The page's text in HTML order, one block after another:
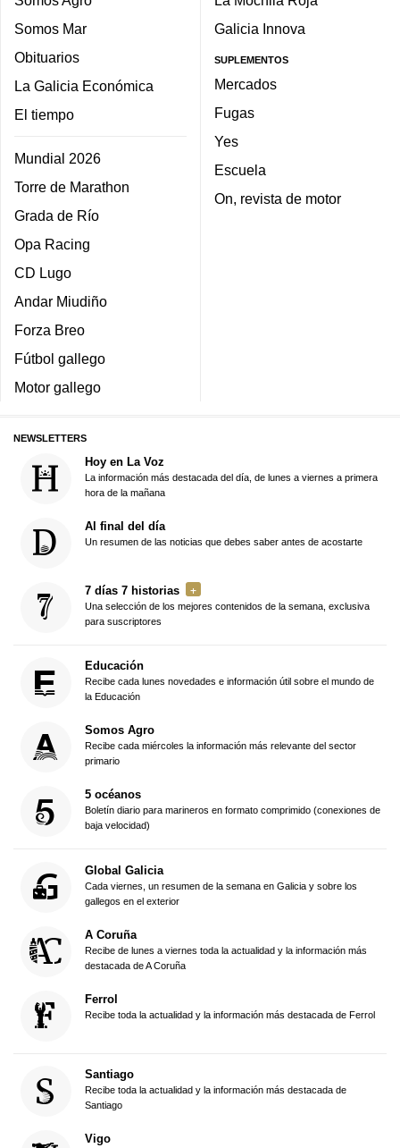
Somos Mar
Obituarios
La Galicia Económica
El tiempo
Mundial 2026
Torre de Marathon
Grada de Río
Opa Racing
CD Lugo
Andar Miudiño
Forza Breo
Fútbol gallego
Motor gallego
Galicia Innova
SUPLEMENTOS
Mercados
Fugas
Yes
Escuela
On, revista de motor
NEWSLETTERS
Hoy en La Voz
La información más destacada del día, de lunes a viernes a primera
hora de la mañana
Al final del día
Un resumen de las noticias que debes saber antes de acostarte
7 días 7 historias
Una selección de los mejores contenidos de la semana, exclusiva
para suscriptores
Educación
Recibe cada lunes novedades e información útil sobre el mundo de
la Educación
Somos Agro
Recibe cada miércoles la información más relevante del sector
primario
5 océanos
Boletín diario para marineros en formato comprimido (conexiones de
baja velocidad)
Global Galicia
Cada viernes, un resumen de la semana en Galicia y sobre los
gallegos en el exterior
A Coruña
Recibe de lunes a viernes toda la actualidad y la información más
destacada de A Coruña
Ferrol
Recibe toda la actualidad y la información más destacada de Ferrol
Santiago
Recibe toda la actualidad y la información más destacada de
Santiago
Vigo